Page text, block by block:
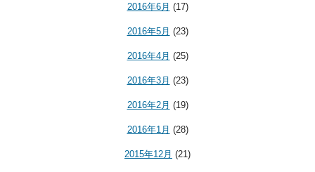
2016年6月 (17)
2016年5月 (23)
2016年4月 (25)
2016年3月 (23)
2016年2月 (19)
2016年1月 (28)
2015年12月 (21)